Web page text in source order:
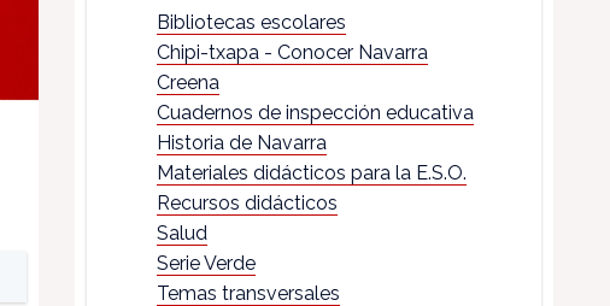
Bibliotecas escolares
Chipi-txapa - Conocer Navarra
Creena
Cuadernos de inspección educativa
Historia de Navarra
Materiales didácticos para la E.S.O.
Recursos didácticos
Salud
Serie Verde
Temas transversales